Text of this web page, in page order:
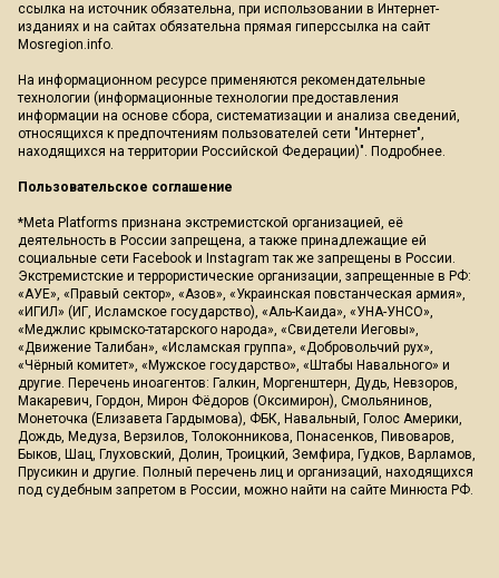
ссылка на источник обязательна, при использовании в Интернет-
изданиях и на сайтах обязательна прямая гиперссылка на сайт
Mosregion.info.
На информационном ресурсе применяются рекомендательные
технологии (информационные технологии предоставления
информации на основе сбора, систематизации и анализа сведений,
относящихся к предпочтениям пользователей сети "Интернет",
находящихся на территории Российской Федерации)". Подробнее.
Пользовательское соглашение
*Meta Platforms признана экстремистской организацией, её
деятельность в России запрещена, а также принадлежащие ей
социальные сети Facebook и Instagram так же запрещены в России.
Экстремистские и террористические организации, запрещенные в РФ:
«АУЕ», «Правый сектор», «Азов», «Украинская повстанческая армия»,
«ИГИЛ» (ИГ, Исламское государство), «Аль-Каида», «УНА-УНСО»,
«Меджлис крымско-татарского народа», «Свидетели Иеговы»,
«Движение Талибан», «Исламская группа», «Добровольчий рух»,
«Чёрный комитет», «Мужское государство», «Штабы Навального» и
другие. Перечень иноагентов: Галкин, Моргенштерн, Дудь, Невзоров,
Макаревич, Гордон, Мирон Фёдоров (Оксимирон), Смольянинов,
Монеточка (Елизавета Гардымова), ФБК, Навальный, Голос Америки,
Дождь, Медуза, Верзилов, Толоконникова, Понасенков, Пивоваров,
Быков, Шац, Глуховский, Долин, Троицкий, Земфира, Гудков, Варламов,
Прусикин и другие. Полный перечень лиц и организаций, находящихся
под судебным запретом в России, можно найти на сайте Минюста РФ.